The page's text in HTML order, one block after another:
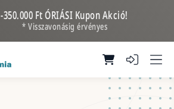
-350.000 Ft ÓRIÁSI Kupon Akció!
* Visszavonásig érvényes